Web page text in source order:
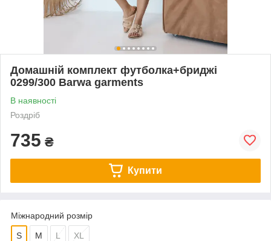
Домашній комплект футболка+бриджі
0299/300 Barwa garments
В наявності
Роздріб
735 ₴
Купити
Міжнародний розмір
S M L XL